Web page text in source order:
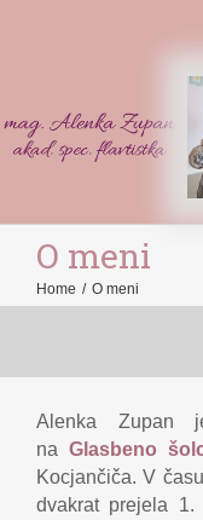
O meni
Home / O meni
Alenka Zupan
na Glasbeno
Kocjančiča. V
dvakrat prejela